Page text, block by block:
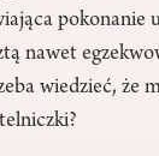
pokonanie
nawet
wiedzieć, że